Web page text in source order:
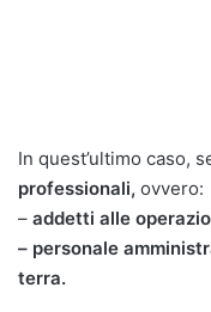
In quest’ultimo caso,
professionali, ovvero:
– addetti alle
– personale
terra.